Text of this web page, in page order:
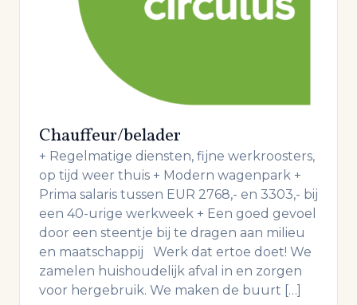
Chauffeur/belader
+ Regelmatige diensten, fijne werkroosters,
op tijd weer thuis + Modern wagenpark +
Prima salaris tussen EUR 2768,- en 3303,- bij
een 40-urige werkweek + Een goed gevoel
door een steentje bij te dragen aan milieu
en maatschappij Werk dat ertoe doet! We
zamelen huishoudelijk afval in en zorgen
voor hergebruik. We maken de buurt […]